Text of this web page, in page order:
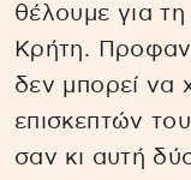
θέλουμε για τη
Κρήτη.
δεν μπορεί να
επισκεπτών
σαν κι αυτή